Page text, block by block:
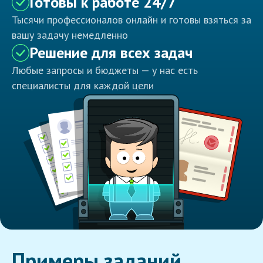
Тысячи профессионалов онлайн и готовы взяться за
вашу задачу немедленно
Решение для всех задач
Любые запросы и бюджеты — у нас есть
специалисты для каждой цели